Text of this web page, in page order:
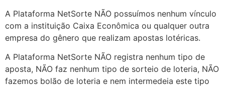
A Plataforma NetSorte NÃO possuímos nenhum vínculo
com a instituição Caixa Econômica ou qualquer outra
empresa do gênero que realizam apostas lotéricas.
A Plataforma NetSorte NÃO registra nenhum tipo de
aposta, NÃO faz nenhum tipo de sorteio de loteria, NÃO
fazemos bolão de loteria e nem intermedeia este tipo